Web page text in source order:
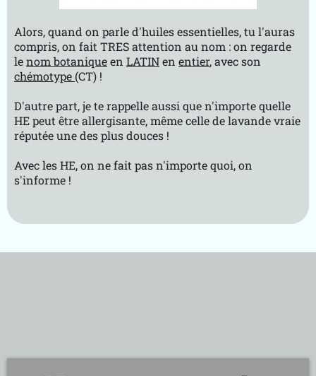
Alors, quand on parle d'huiles essentielles, tu l'auras
compris, on fait TRES attention au nom : on regarde
lenom botaniqueen LATINen entier, avec son
chémotype (CT) !
D'autre part, je te rappelle aussi que n'importe quelle
HE peut être allergisante, même celle de lavande vraie
réputée une des plus douces !
Avec les HE, on ne fait pas n'importe quoi, on
s'informe !